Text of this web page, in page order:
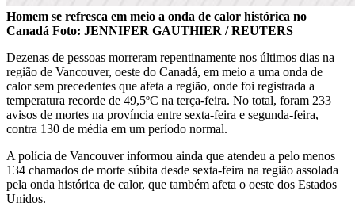
Homem se refresca em meio a onda de calor histórica no
Canadá Foto: JENNIFER GAUTHIER / REUTERS
Dezenas de pessoas morreram repentinamente nos últimos dias na
região de Vancouver, oeste do Canadá, em meio a uma onda de
calor sem precedentes que afeta a região, onde foi registrada a
temperatura recorde de 49,5ºC na terça-feira. No total, foram 233
avisos de mortes na província entre sexta-feira e segunda-feira,
contra 130 de média em um período normal.
A polícia de Vancouver informou ainda que atendeu a pelo menos
134 chamados de morte súbita desde sexta-feira na região assolada
pela onda histórica de calor, que também afeta o oeste dos Estados
Unidos.